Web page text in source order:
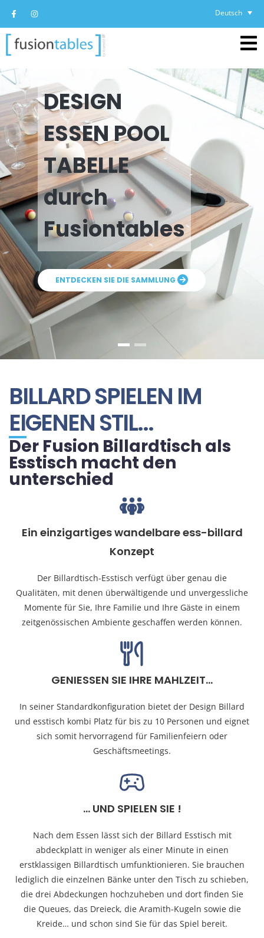
Deutsch
DESIGN
ESSEN POOL
TABELLE
durch
Fusiontables
ENTDECKEN SIE DIE SAMMLUNG
BILLARD SPIELEN IM
EIGENEN STIL...
Der Fusion Billardtisch als
Esstisch macht den
unterschied
Ein einzigartiges wandelbare ess-billard
Konzept
Der Billardtisch-Esstisch verfügt über genau die
Qualitäten, mit denen überwältigende und unvergessliche
Momente für Sie, Ihre Familie und Ihre Gäste in einem
zeitgenössischen Ambiente geschaffen werden können.
GENIESSEN SIE IHRE MAHLZEIT...
In seiner Standardkonfiguration bietet der Design Billard
und esstisch kombi Platz für bis zu 10 Personen und eignet
sich somit hervorragend für Familienfeiern oder
Geschäftsmeetings.
... UND SPIELEN SIE !
Nach dem Essen lässt sich der Billard Esstisch mit
abdeckplatt in weniger als einer Minute in einen
erstklassigen Billardtisch umfunktionieren. Sie brauchen
lediglich die einzelnen Bänke unter den Tisch zu schieben,
die drei Abdeckungen hochzuheben und dort finden Sie
die Queues, das Dreieck, die Aramith-Kugeln sowie die
Kreide… und schon sind Sie für das Spiel bereit.